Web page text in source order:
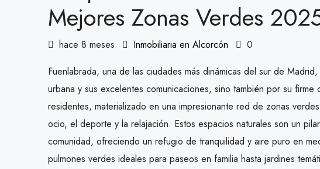
Mejores Zonas Verdes
hace 8 meses Inmobiliaria en Alcorcón
0
Fuenlabrada, una de las ciudades más dinámicas del sur de
urbana y sus excelentes comunicaciones, sino también por su
residentes, materializado en una impresionante red de zonas
ocio, el deporte y la relajación. Estos espacios naturales son un
comunidad, ofreciendo un refugio de tranquilidad y aire puro en
pulmones verdes ideales para paseos en familia hasta jardines